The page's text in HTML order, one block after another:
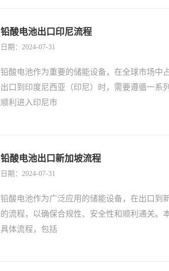
铅酸电池出口印尼流程
日期：2024-07-31
铅酸电池作为重要的储能设备，在全球市场中
出口到印度尼西亚（印尼）时，需要遵循一系
顺利进入印尼市
铅酸电池出口新加坡流程
日期：2024-07-31
铅酸电池作为广泛应用的储能设备，在出口到
的流程，以确保合规性、安全性和顺利通关。
具体流程，包括